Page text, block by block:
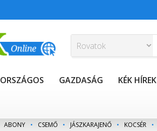
ORSZÁGOS GAZDASÁG KÉK HÍREK
ABONY • CSEMŐ • JÁSZKARAJENŐ • KOCSÉR •